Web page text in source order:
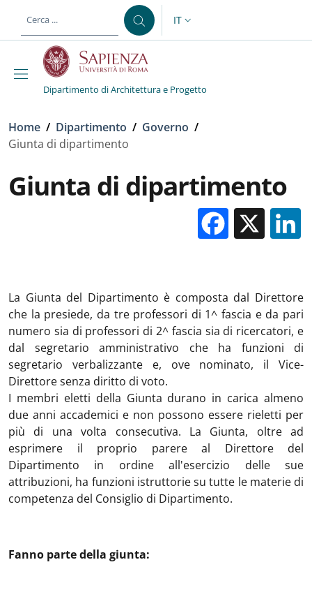
al contenuto principale
SELETTORE LINGUA:
IT
Dipartimento di Architettura e Progetto
Briciole di pane
Home / Dipartimento / Governo /
Giunta di dipartimento
Giunta di dipartimento
X
La Giunta del Dipartimento è composta dal Direttore
che la presiede, da tre professori di 1^ fascia e da pari
numero sia di professori di 2^ fascia sia di ricercatori, e
dal segretario amministrativo che ha funzioni di
segretario verbalizzante e, ove nominato, il Vice-
Direttore senza diritto di voto.
I membri eletti della Giunta durano in carica almeno
due anni accademici e non possono essere rieletti per
più di una volta consecutiva. La Giunta, oltre ad
esprimere il proprio parere al Direttore del
Dipartimento in ordine all'esercizio delle sue
attribuzioni, ha funzioni istruttorie su tutte le materie di
competenza del Consiglio di Dipartimento.
Fanno parte della giunta: